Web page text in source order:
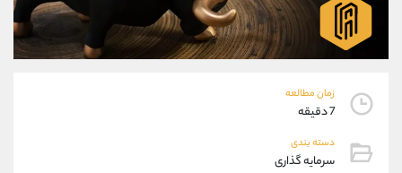
زمان مطالعه
7 دقیقه
دسته بندی
سرمایه گذاری
09927779040
واتساپ شروع گفتگو
تلگرام @Armteam_admin_por
پشتیبان فروش
موبایل